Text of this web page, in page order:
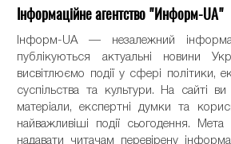
Інформаційне агентство "Информ-UA"
Інформ-UA — незалежний
публікуються актуальні новини
висвітлюємо події у сфері політики,
суспільства та культури. На сайті ви
матеріали, експертні думки та
найважливіші події сьогодення.
надавати читачам перевірену